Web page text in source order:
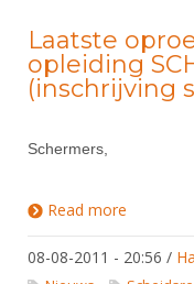
Promotie en logo
Laatste
opleiding
(inschrijving
Schermers,
Read more
08-08-2011 - 20:56 /